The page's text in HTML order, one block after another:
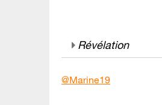
Révélation
@Marine19